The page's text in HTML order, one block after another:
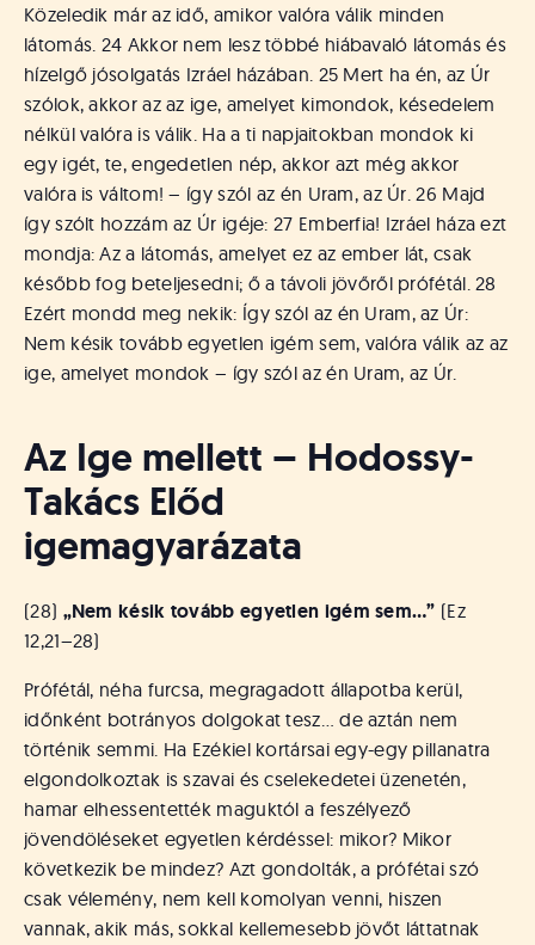
Közeledik már az idő, amikor valóra válik minden
látomás. 24 Akkor nem lesz többé hiábavaló látomás és
hízelgő jósolgatás Izráel házában. 25 Mert ha én, az Úr
szólok, akkor az az ige, amelyet kimondok, késedelem
nélkül valóra is válik. Ha a ti napjaitokban mondok ki
egy igét, te, engedetlen nép, akkor azt még akkor
valóra is váltom! – így szól az én Uram, az Úr. 26 Majd
így szólt hozzám az Úr igéje: 27 Emberfia! Izráel háza ezt
mondja: Az a látomás, amelyet ez az ember lát, csak
később fog beteljesedni; ő a távoli jövőről prófétál. 28
Ezért mondd meg nekik: Így szól az én Uram, az Úr:
Nem késik tovább egyetlen igém sem, valóra válik az az
ige, amelyet mondok – így szól az én Uram, az Úr.
Az Ige mellett – Hodossy-
Takács Előd
igemagyarázata
(28) „Nem késik tovább egyetlen igém sem…” (Ez
12,21–28)
Prófétál, néha furcsa, megragadott állapotba kerül,
időnként botrányos dolgokat tesz… de aztán nem
történik semmi. Ha Ezékiel kortársai egy-egy pillanatra
elgondolkoztak is szavai és cselekedetei üzenetén,
hamar elhessentették maguktól a feszélyező
jövendöléseket egyetlen kérdéssel: mikor? Mikor
következik be mindez? Azt gondolták, a prófétai szó
csak vélemény, nem kell komolyan venni, hiszen
vannak, akik más, sokkal kellemesebb jövőt láttatnak